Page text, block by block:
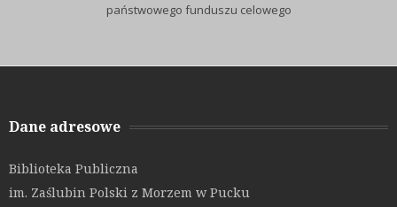
państwowego funduszu celowego
Dane adresowe
Biblioteka Publiczna
im. Zaślubin Polski z Morzem w Pucku